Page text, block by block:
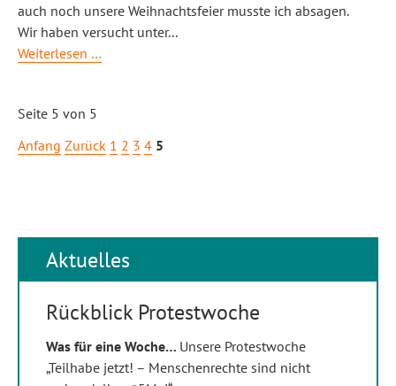
auch noch unsere Weihnachtsfeier musste ich absagen.
Wir haben versucht unter...
Weiterlesen …
durch
Covid
Seite 5 von 5
Anfang Zurück 1 2 3 4 5
Aktuelles
Rückblick Protestwoche
Was für eine Woche… Unsere Protestwoche
„Teilhabe jetzt! – Menschenrechte sind nicht